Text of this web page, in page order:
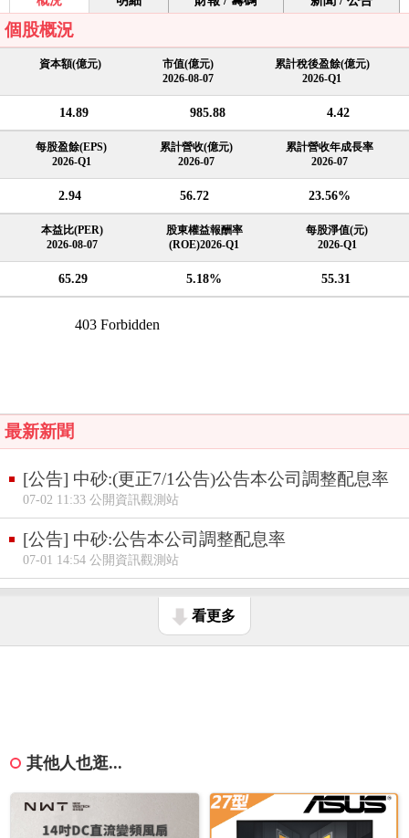
個股概況
資本額(億元)
市值(億元)
2026-08-07
累計稅後盈餘(億元)
2026-Q1
14.89 985.88 4.42
每股盈餘(EPS)
2026-Q1
累計營收(億元)
2026-07
累計營收年成長率
2026-07
2.94 56.72 23.56%
本益比(PER)
2026-08-07
股東權益報酬率
(ROE)2026-Q1
每股淨值(元)
2026-Q1
65.29 5.18% 55.31
最新新聞
[公告] 中砂:(更正7/1公告)公告本公司調整配息率
07-02 11:33 公開資訊觀測站
[公告] 中砂:公告本公司調整配息率
07-01 14:54 公開資訊觀測站
看更多
其他人也逛...